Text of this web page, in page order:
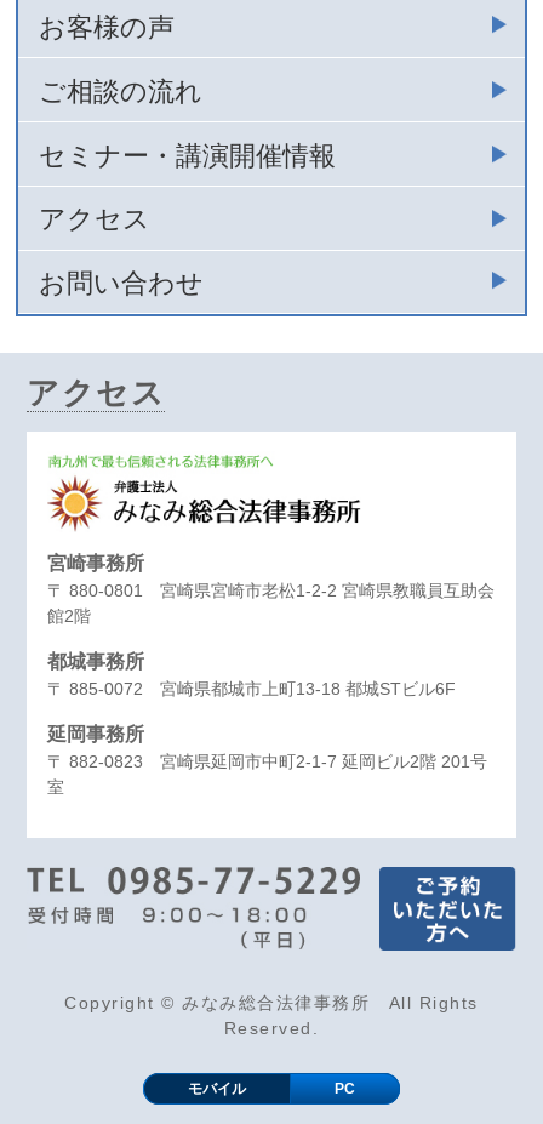
お客様の声
ご相談の流れ
セミナー・講演開催情報
アクセス
お問い合わせ
アクセス
宮崎事務所
〒 880-0801 宮崎県宮崎市老松1-2-2 宮崎県教職員互助会
館2階
都城事務所
〒 885-0072 宮崎県都城市上町13-18 都城STビル6F
延岡事務所
〒 882-0823 宮崎県延岡市中町2-1-7 延岡ビル2階 201号
室
Copyright © みなみ総合法律事務所 All Rights
Reserved.
モバイル PC